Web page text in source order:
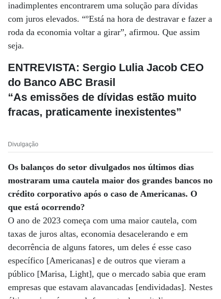
inadimplentes encontrarem uma solução para dívidas
com juros elevados. “ºEstá na hora de destravar e fazer a
roda da economia voltar a girar”, afirmou. Que assim
seja.
ENTREVISTA: Sergio Lulia Jacob CEO
do Banco ABC Brasil
“As emissões de dívidas estão muito
fracas, praticamente inexistentes”
Divulgação
Os balanços do setor divulgados nos últimos dias
mostraram uma cautela maior dos grandes bancos no
crédito corporativo após o caso de Americanas. O
que está ocorrendo?
O ano de 2023 começa com uma maior cautela, com
taxas de juros altas, economia desacelerando e em
decorrência de alguns fatores, um deles é esse caso
específico [Americanas] e de outros que vieram a
público [Marisa, Light], que o mercado sabia que eram
empresas que estavam alavancadas [endividadas]. Nestes